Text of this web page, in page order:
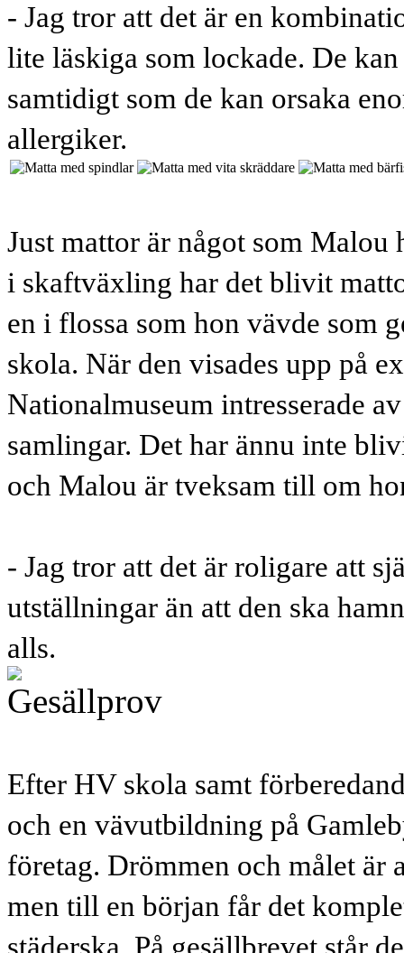
- Jag tror att det är en
lite läskiga som lockade. De
samtidigt som de kan orsaka
allergiker.
Just mattor är något som Malou
i skaftväxling har det blivit
en i flossa som hon vävde som
skola. När den visades upp på
Nationalmuseum intresserade
samlingar. Det har ännu inte
och Malou är tveksam till om
- Jag tror att det är roligare att
utställningar än att den ska
alls.
Efter HV skola samt
och en vävutbildning på
företag. Drömmen och målet är
men till en början får det